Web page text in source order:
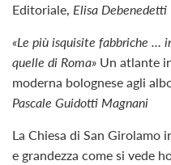
Editoriale, Elisa Debenedetti
«Le più isquisite fabbriche …
quelle di Roma» Un atlante
moderna bolognese agli
Pascale Guidotti Magnani
La Chiesa di San Girolamo
e grandezza come si vede